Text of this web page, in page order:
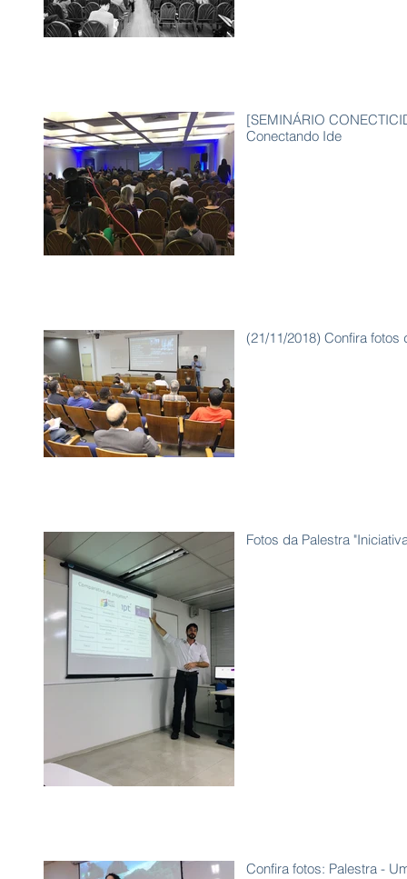
[SEMINÁRIO
Conectando Ide
(21/11/2018) Confira
Fotos da Palestra
Confira fotos: Palestra -